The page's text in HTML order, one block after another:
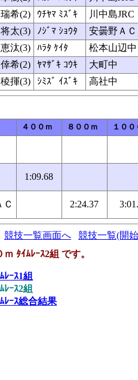
希(2) ｳﾁﾔﾏ ﾐｽﾞｷ
川中島JRC
太(3) ﾉｼﾞﾏ ｼｮｳﾀ
安曇野ＡＣ
汰(3) ﾊﾗﾀ ｹｲﾀ
松本山辺中
希(2) ﾔﾏｻﾞｷ ｺｳｷ
大町中
揮(3) ｼﾐｽﾞ ｲｽﾞｷ 高社中
４００ｍ ８００ｍ １００
1:09.68
Ｃ 2:24.37
競技一覧画面へ
競技一覧(開
ﾀｲﾑﾚｰｽ2組 です。
ｰｽ1組
ｰｽ2組
ﾚｰｽ総合結果